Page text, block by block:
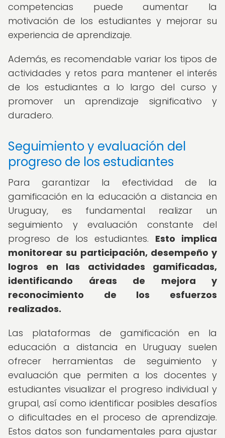
competencias puede aumentar la
motivación de los estudiantes y mejorar su
experiencia de aprendizaje.
Además, es recomendable variar los tipos de
actividades y retos para mantener el interés
de los estudiantes a lo largo del curso y
promover un aprendizaje significativo y
duradero.
Seguimiento y evaluación del
progreso de los estudiantes
Para garantizar la efectividad de la
gamificación en la educación a distancia en
Uruguay, es fundamental realizar un
seguimiento y evaluación constante del
progreso de los estudiantes. Esto implica
monitorear su participación, desempeño y
logros en las actividades gamificadas,
identificando áreas de mejora y
reconocimiento de los esfuerzos
realizados.
Las plataformas de gamificación en la
educación a distancia en Uruguay suelen
ofrecer herramientas de seguimiento y
evaluación que permiten a los docentes y
estudiantes visualizar el progreso individual y
grupal, así como identificar posibles desafíos
o dificultades en el proceso de aprendizaje.
Estos datos son fundamentales para ajustar